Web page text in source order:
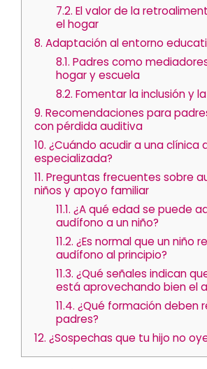
7.2. El valor de la
el hogar
8. Adaptación al entorno
8.1. Padres como
hogar y escuela
8.2. Fomentar la inclusión y
9. Recomendaciones para
con pérdida auditiva
10. ¿Cuándo acudir a una clínica
especializada?
11. Preguntas frecuentes sobre
niños y apoyo familiar
11.1. ¿A qué edad se puede
audífono a un niño?
11.2. ¿Es normal que un niño
audífono al principio?
11.3. ¿Qué señales indican
está aprovechando bien el
11.4. ¿Qué formación deben
padres?
12. ¿Sospechas que tu hijo no